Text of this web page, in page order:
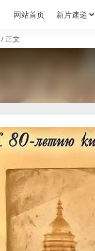
网站首页 新片速递
正文